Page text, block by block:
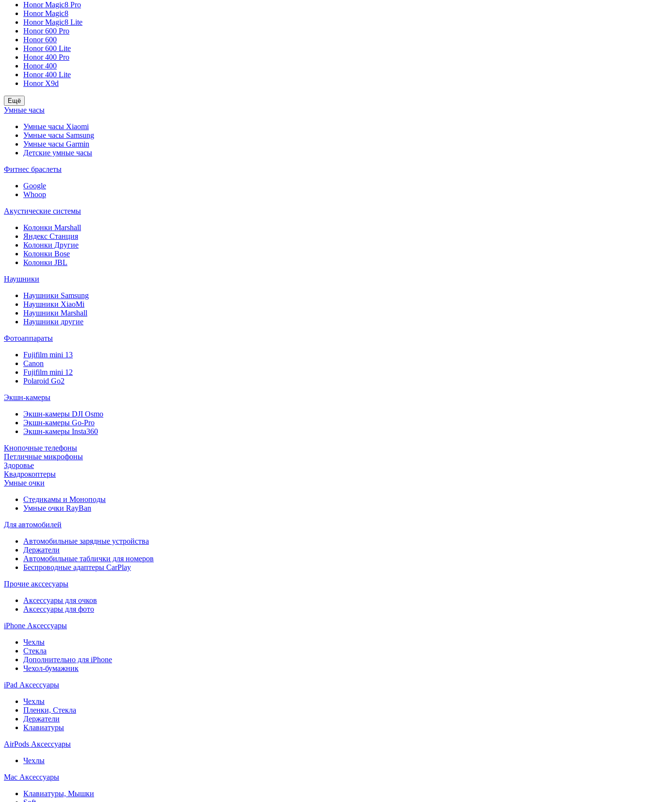
Honor Magic8 Pro
Honor Magic8
Honor Magic8 Lite
Honor 600 Pro
Honor 600
Honor 600 Lite
Honor 400 Pro
Honor 400
Honor 400 Lite
Honor X9d
Ещё
Умные часы
Умные часы Xiaomi
Умные часы Samsung
Умные часы Garmin
Детские умные часы
Фитнес браслеты
Google
Whoop
Акустические системы
Колонки Marshall
Яндекс Станция
Колонки Другие
Колонки Bose
Колонки JBL
Наушники
Наушники Samsung
Наушники XiaoMi
Наушники Marshall
Наушники другие
Фотоаппараты
Fujifilm mini 13
Canon
Fujifilm mini 12
Polaroid Go2
Экшн-камеры
Экшн-камеры DJI Osmo
Экшн-камеры Go-Pro
Экшн-камеры Insta360
Кнопочные телефоны
Петличные микрофоны
Здоровье
Квадрокоптеры
Умные очки
Стедикамы и Моноподы
Умные очки RayBan
Для автомобилей
Автомобильные зарядные устройства
Держатели
Автомобильные таблички для номеров
Беспроводные адаптеры CarPlay
Прочие акссесуары
Аксессуары для очков
Аксессуары для фото
iPhone Аксессуары
Чехлы
Стекла
Дополнительно для iPhone
Чехол-бумажник
iPad Аксессуары
Чехлы
Пленки, Стекла
Держатели
Клавиатуры
AirPods Аксессуары
Чехлы
Mac Аксессуары
Клавиатуры, Мышки